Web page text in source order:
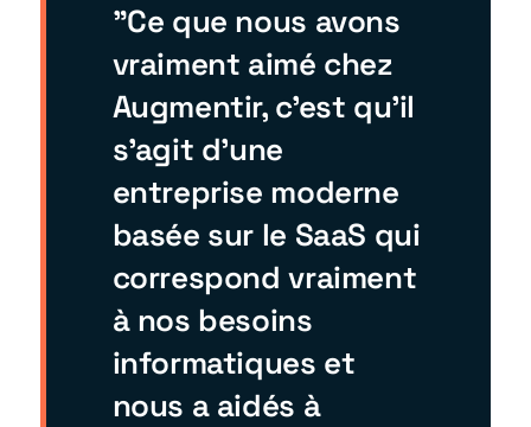
"Ce que nous avons
vraiment aimé chez
Augmentir, c'est qu'il
s'agit d'une
entreprise moderne
basée sur le SaaS qui
correspond vraiment
à nos besoins
informatiques et
nous a aidés à